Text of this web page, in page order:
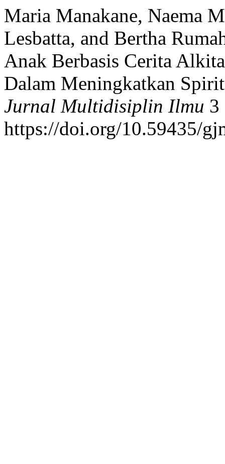
Maria Manakane, Naema
Lesbatta, and Bertha
Anak Berbasis Cerita
Dalam Meningkatkan
Jurnal Multidisiplin Ilmu 3
https://doi.org/10.59435/